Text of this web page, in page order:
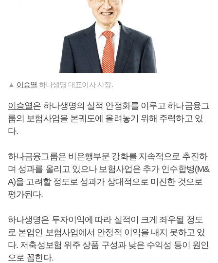
▲ 이승열 하나생명 대표이사 사장.
이승열은 하나생명의 실적 안정화를 이루고 하나금융그
룹의 보험사업을 본궤도에 올려놓기 위해 주력하고 있
다.
하나금융그룹은 비은행부문 강화를 지속적으로 추진하
며 성과를 올리고 있으나 보험사업은 추가 인수합병(M&
A)을 고려할 정도로 성과가 상대적으로 미진한 것으로
평가된다.
하나생명은 투자이익에 따라 실적이 크게 좌우될 정도
로 본업인 보험사업에서 안정적 이익을 내지 못하고 있
다. 저축성보험 위주 상품 구성과 낮은 수익성 등이 원인
으로 꼽힌다.